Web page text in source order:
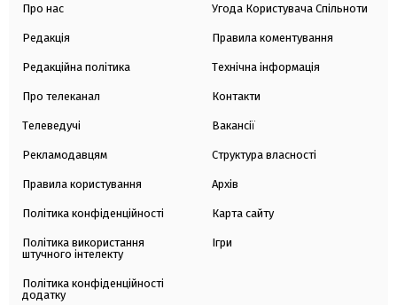
Про нас
Редакція
Редакційна політика
Про телеканал
Телеведучі
Рекламодавцям
Правила користування
Політика конфіденційності
Політика використання
штучного інтелекту
Політика конфіденційності
додатку
Угода Користувача Спільноти
Правила коментування
Технічна інформація
Контакти
Вакансії
Структура власності
Архів
Карта сайту
Ігри